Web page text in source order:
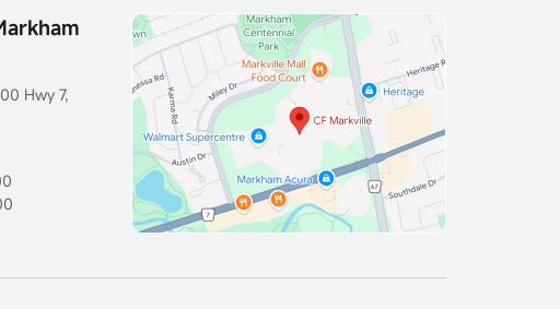
Hwy 7,